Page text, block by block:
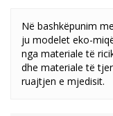
Në bashkëpunim
ju modelet eko-
nga materiale të
dhe materiale të
ruajtjen e mjedisit.